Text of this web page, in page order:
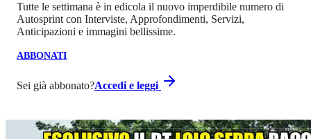
Tutte le settimana è in edicola il nuovo imperdibile numero di
Autosprint con Interviste, Approfondimenti, Servizi,
Anticipazioni e immagini bellissime.
ABBONATI
Sei già abbonato?Accedi e leggi